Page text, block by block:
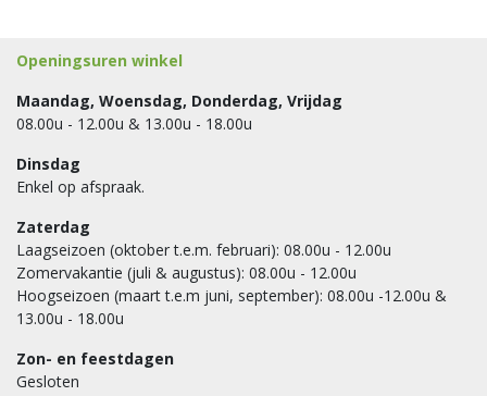
Openingsuren winkel
Maandag, Woensdag, Donderdag, Vrijdag
08.00u - 12.00u & 13.00u - 18.00u
Dinsdag
Enkel op afspraak.
Zaterdag
Laagseizoen (oktober t.e.m. februari): 08.00u - 12.00u
Zomervakantie (juli & augustus): 08.00u - 12.00u
Hoogseizoen (maart t.e.m juni, september): 08.00u -12.00u &
13.00u - 18.00u
Zon- en feestdagen
Gesloten